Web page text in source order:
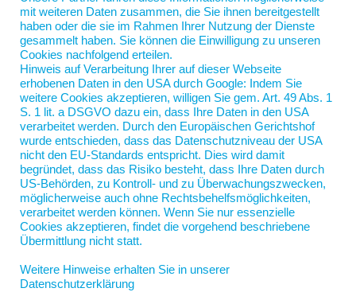
sechsten Nord-Coach Playlist tun. Älteres von Bowie
und UB40, Neueres von Dylan und Billie Eilish,
Selteneres von von eee gee und Francesco Gabbana.
Insgesamt 48 Songs...
Nord-Coach Jan Scherping
Jahnstraße 5
jan.scherping@nord-coach.de
mit weiteren Daten zusammen, die Sie ihnen bereitgestellt
haben oder die sie im Rahmen Ihrer Nutzung der Dienste
gesammelt haben. Sie können die Einwilligung zu unseren
Cookies nachfolgend erteilen.
Hinweis auf Verarbeitung Ihrer auf dieser Webseite
erhobenen Daten in den USA durch Google: Indem Sie
weitere Cookies akzeptieren, willigen Sie gem. Art. 49 Abs. 1
S. 1 lit. a DSGVO dazu ein, dass Ihre Daten in den USA
verarbeitet werden. Durch den Europäischen Gerichtshof
wurde entschieden, dass das Datenschutzniveau der USA
nicht den EU-Standards entspricht. Dies wird damit
begründet, dass das Risiko besteht, dass Ihre Daten durch
US-Behörden, zu Kontroll- und zu Überwachungszwecken,
möglicherweise auch ohne Rechtsbehelfsmöglichkeiten,
verarbeitet werden können. Wenn Sie nur essenzielle
Cookies akzeptieren, findet die vorgehend beschriebene
Übermittlung nicht statt.
Weitere Hinweise erhalten Sie in unserer
Datenschutzerklärung